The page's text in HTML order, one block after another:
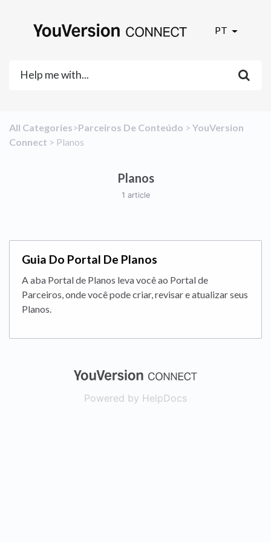
PT
All Categories​>​​Parceiros De Conteúdo ​ > ​ ​YouVersion
Connect ​ > ​ ​Planos
Planos
1 article
Guia Do Portal De Planos
A aba Portal de Planos leva você ao Portal de
Parceiros, onde você pode criar, revisar e atualizar seus
Planos.
(opens in a
Powered by HelpDocs